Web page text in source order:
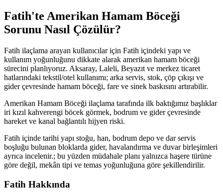
Fatih'te Amerikan Hamam Böceği
Sorunu Nasıl Çözülür?
Fatih ilaçlama arayan kullanıcılar için Fatih içindeki yapı ve
kullanım yoğunluğunu dikkate alarak amerikan hamam böceği
sürecini planlıyoruz. Aksaray, Laleli, Beyazıt ve merkez ticaret
hatlarındaki tekstil/otel kullanımı; arka servis, stok, çöp çıkışı ve
gider çevresinde hamam böceği, fare ve sinek baskısını artırabilir.
Amerikan Hamam Böceği ilaçlama tarafında ilk baktığımız başlıklar
iri kızıl kahverengi böcek görmek, bodrum ve gider çevresinde
hareket ve kanal bağlantılı hijyen riski.
Fatih içinde tarihi yapı stoğu, han, bodrum depo ve dar servis
boşluğu bulunan bloklarda gider, havalandırma ve duvar birleşimleri
ayrıca incelenir.; bu yüzden müdahale planı yalnızca haşere türüne
göre değil, mekân tipi ve temas yoğunluğuna göre şekillendirilir.
Fatih Hakkında